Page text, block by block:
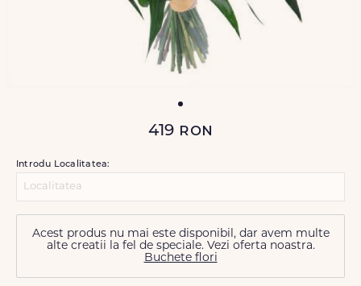
419 ron
Introdu Localitatea:
Acest produs nu mai este disponibil, dar avem multe
alte creatii la fel de speciale. Vezi oferta noastra.
Buchete flori